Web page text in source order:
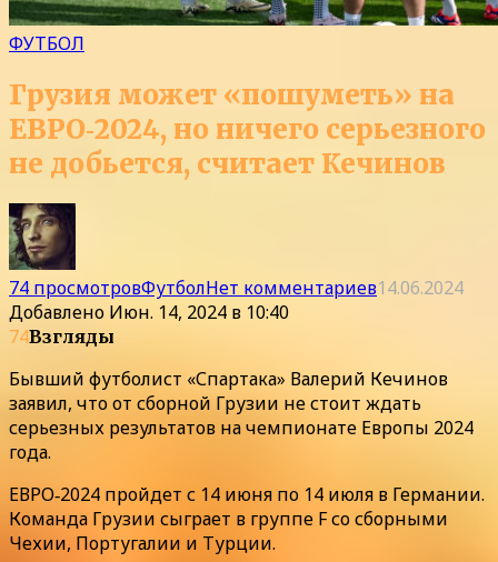
ФУТБОЛ
Грузия может «пошуметь» на
ЕВРО‑2024, но ничего серьезного
не добьется, считает Кечинов
74 просмотровФутболНет комментариев14.06.2024
Добавлено Июн. 14, 2024 в 10:40
74Взгляды
Бывший футболист «Спартака» Валерий Кечинов
заявил, что от сборной Грузии не стоит ждать
серьезных результатов на чемпионате Европы 2024
года.
ЕВРО‑2024 пройдет с 14 июня по 14 июля в Германии.
Команда Грузии сыграет в группе F со сборными
Чехии, Португалии и Турции.